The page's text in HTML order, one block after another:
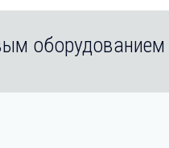
оборудованием